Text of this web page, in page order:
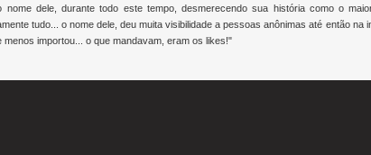
nome dele, durante todo este tempo, desmerecendo sua história como o
tudo... o nome dele, deu muita visibilidade a pessoas anônimas até então na
menos importou... o que mandavam, eram os likes!"